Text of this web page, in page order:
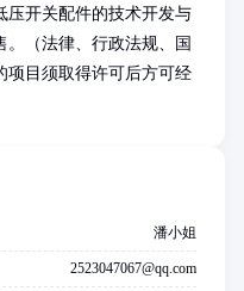
压开关配件的技术开发与
（法律、行政法规、国
项目须取得许可后方可经
潘小姐
2523047067@qq.com